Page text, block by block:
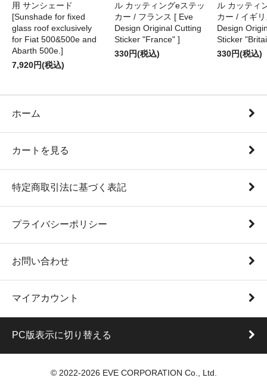
用 サンシェード
[Sunshade for fixed
glass roof exclusively
for Fiat 500&500e and
Abarth 500e.]
7,920円(税込)
ル カッティングeステッ
カー / フランス [ Eve
Design Original Cutting
Sticker "France" ]
330円(税込)
ル カッティ
カー / イギ
Design
Sticker
330円(税込)
ホーム
カートを見る
特定商取引法に基づく表記
プライバシーポリシー
お問い合わせ
マイアカウント
PC版表示に切り替える
© 2022-2026 EVE CORPORATION Co., Ltd.